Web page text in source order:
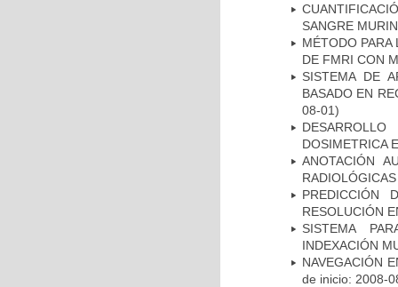
SANGRE
MÉTODO PARA
DE FMRI CON
SISTEMA DE
BASADO EN
08-01)
DOSIMETRICA
ANOTACIÓN
PREDICCIÓN
RESOLUCIÓN
SISTEMA
INDEXACIÓN
NAVEGACIÓN
de inicio: 2008-